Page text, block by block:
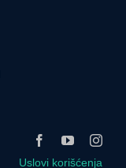
Uslovi korišćenja